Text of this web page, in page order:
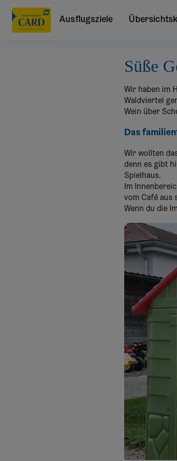
Ausflugsziele
Süße
Wir haben im
Waldviertel
Wein über
Das
Wir wollten
denn es gibt
Spielhaus.
Im
vom Café aus
Wenn du die